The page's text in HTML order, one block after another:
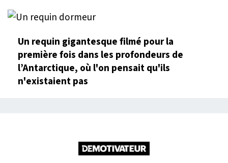
Un requin gigantesque filmé pour la
première fois dans les profondeurs de
l’Antarctique, où l'on pensait qu'ils
n'existaient pas